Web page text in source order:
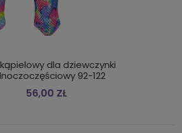
dla dziewczynki
92-122
56,00 ZŁ